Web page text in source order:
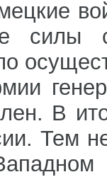
силы
В
Тем